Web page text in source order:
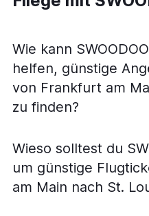
Wie kann
helfen, günstige
von Frankfurt am
zu finden?
Wieso solltest du
um günstige
am Main nach St.